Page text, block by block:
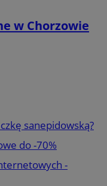
w Chorzowie
sanepidowską?
do -70%
-